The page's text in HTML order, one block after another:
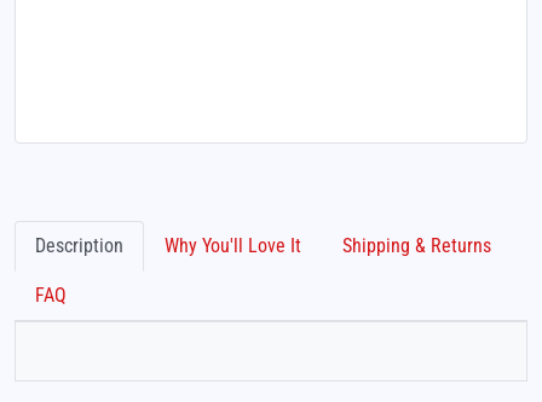
Description Why You'll Love It Shipping & Returns
FAQ